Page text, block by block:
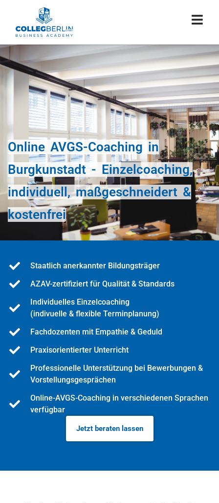
Online AVGS-Coaching in
Burgkunstadt - Einzelcoaching,
individuell, maßgeschneidert &
kostenfrei
Staatlich anerkannter Bildungsträger
AZAV-zertifiziert für Qualität & Standards
Individuelles Einzelcoaching
(indivuelle & flexible Terminplanung)
Fachdozenten mit Empathie & Geduld
Praxisorientierter Unterricht
Professionelle Unterstützung bei Bewerbungen &
Vorstellungsgesprächen
Online-AVGS-Coaching in verschiedenen Sprachen
verfügbar
Jetzt beraten lassen